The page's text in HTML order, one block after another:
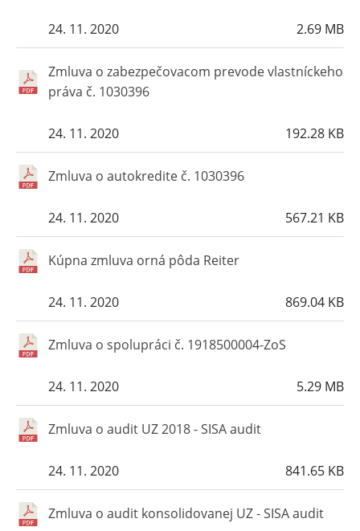
2.69 MB
24. 11. 2020
Zmluva o zabezpečovacom prevode vlastníckeho
práva č. 1030396
192.28 KB
24. 11. 2020
Zmluva o autokredite č. 1030396
567.21 KB
24. 11. 2020
Kúpna zmluva orná pôda Reiter
869.04 KB
24. 11. 2020
Zmluva o spolupráci č. 1918500004-ZoS
5.29 MB
24. 11. 2020
Zmluva o audit UZ 2018 - SISA audit
841.65 KB
24. 11. 2020
Zmluva o audit konsolidovanej UZ - SISA audit